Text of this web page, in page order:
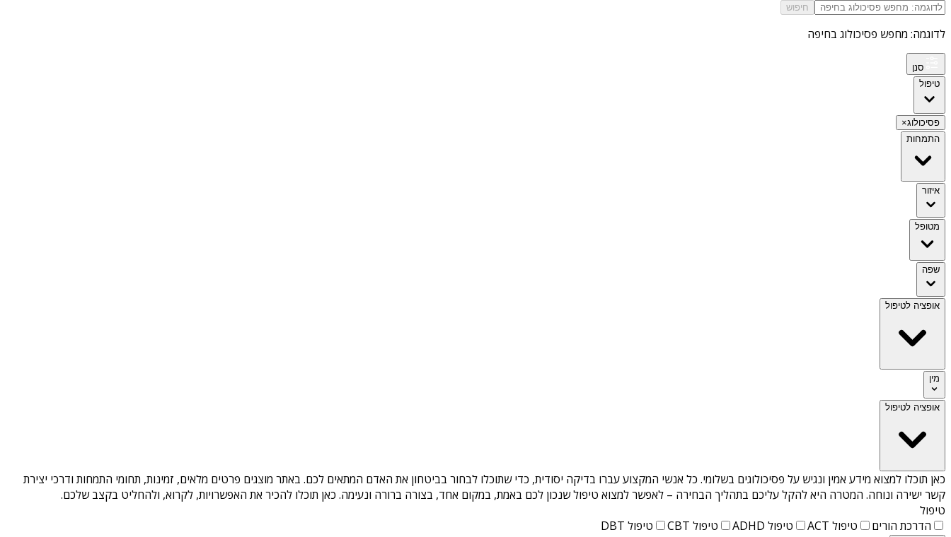
חיפוש
לדוגמה: מחפש פסיכולוג בחיפה
סנן
טיפול
פסיכולוג×
התמחות
איזור
מטופל
שפה
אופציה לטיפול
מין
אופציה לטיפול
כאן תוכלו למצוא מידע אמין ונגיש על פסיכולוגים בשלומי. כל אנשי המקצוע עברו בדיקה יסודית, כדי שתוכלו לבחור בביטחון את האדם המתאים לכם. באתר מוצגים פרטים מלאים, זמינות, תחומי התמחות ודרכי יצירת
קשר ישירה ונוחה. המטרה היא להקל עליכם בתהליך הבחירה – לאפשר למצוא טיפול שנכון לכם באמת, במקום אחד, בצורה ברורה ונעימה. כאן תוכלו להכיר את האפשרויות, לקרוא, ולהחליט בקצב שלכם.
טיפול
הדרכת הורים
טיפול ACT טיפול ADHD טיפול CBT טיפול DBT